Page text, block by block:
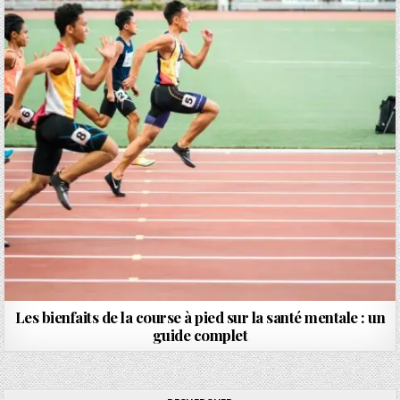
Les bienfaits de la course à pied sur la santé mentale : un
guide complet